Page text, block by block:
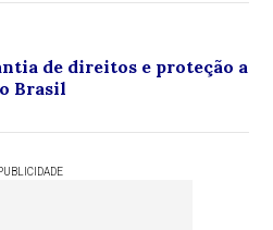
de direitos e proteção a
Brasil